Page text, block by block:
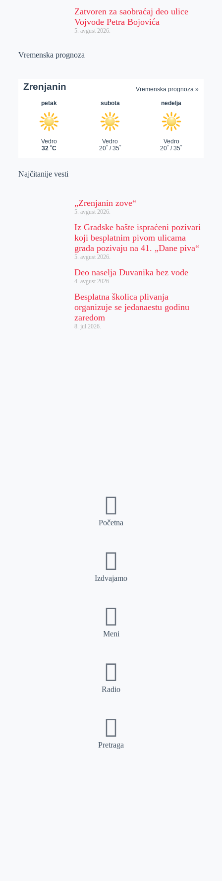
Zatvoren za saobraćaj deo ulice
Vojvode Petra Bojovića
5. avgust 2026.
Vremenska prognoza
Najčitanije vesti
„Zrenjanin zove“
5. avgust 2026.
Iz Gradske bašte ispraćeni pozivari
koji besplatnim pivom ulicama
grada pozivaju na 41. „Dane piva“
5. avgust 2026.
Deo naselja Duvanika bez vode
4. avgust 2026.
Besplatna školica plivanja
organizuje se jedanaestu godinu
zaredom
8. jul 2026.
Početna
Izdvajamo
Meni
Radio
Pretraga